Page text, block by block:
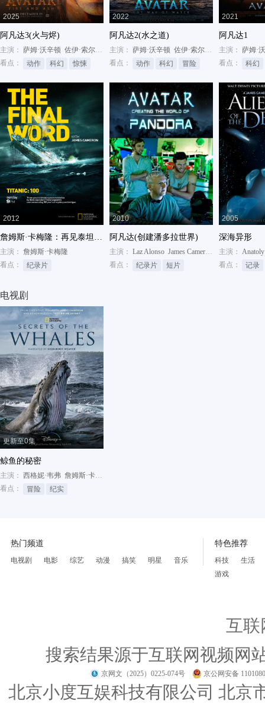
2025
阿凡达3(火与烬)
主演： 萨姆·沃辛顿 佐伊·索尔达娜
西格妮·韦弗
看点：
动作 科幻 惊悚
2022
阿凡达2(水之道)
主演： 萨姆·沃辛顿 佐伊·索尔达娜
看点：
动作 科幻 冒险
2021
阿凡达1
主演： 萨姆·
看点：
科幻
2012
詹姆斯·卡梅隆：再见泰坦尼克
主演： 詹姆斯·卡梅隆
看点：
纪录片
2010
阿凡达(创建潘多拉世界)
主演： Laz Alonso James Cameron
Paul R. Frommer
看点：
纪录片 短片
2005
深海异形
主演：
看点：
记录
电视剧
更新至0集
鲸鱼的秘密
主演： 西格妮·韦弗 詹姆斯·卡梅隆
看点：
冒险 纪实
热门频道
电视剧 电影 综艺 动漫 搞笑 明星 音乐
特色推荐
科技
生活
游戏
互联
搜索结果源于互联网视频网
京网文（2025）0225-074号 京公网安备
北京小度互娱科技有限公司 北京